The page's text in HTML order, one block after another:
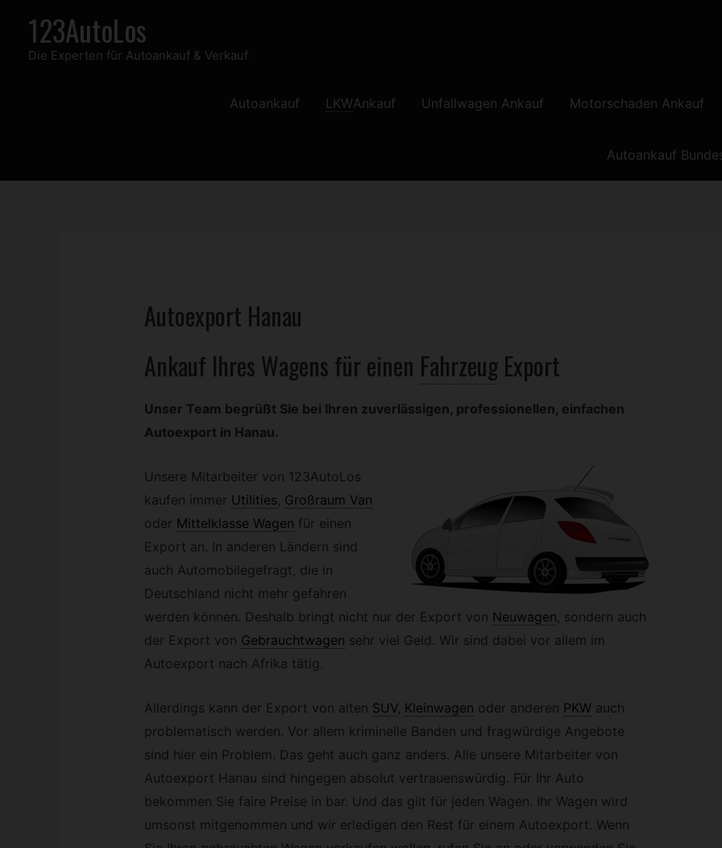
springen
123AutoLos
Die Experten für Autoankauf & Verkauf
Autoankauf LKWAnkauf Unfallwagen Ankauf Motorschaden Ankauf
Autoankauf
Autoexport Hanau
Ankauf Ihres Wagens für einen Fahrzeug Export
Unser Team begrüßt Sie bei Ihren zuverlässigen, professionellen, einfachen
Autoexport in Hanau.
Unsere Mitarbeiter von 123AutoLos
kaufen immer Utilities, Großraum Van
oder Mittelklasse Wagen für einen
Export an. In anderen Ländern sind
auch Automobilegefragt, die in
Deutschland nicht mehr gefahren
werden können. Deshalb bringt nicht nur der Export von Neuwagen, sondern auch
der Export von Gebrauchtwagen sehr viel Geld. Wir sind dabei vor allem im
Autoexport nach Afrika tätig.
Allerdings kann der Export von alten SUV, Kleinwagen oder anderen PKW auch
problematisch werden. Vor allem kriminelle Banden und fragwürdige Angebote
sind hier ein Problem. Das geht auch ganz anders. Alle unsere Mitarbeiter von
Autoexport Hanau sind hingegen absolut vertrauenswürdig. Für Ihr Auto
bekommen Sie faire Preise in bar. Und das gilt für jeden Wagen. Ihr Wagen wird
umsonst mitgenommen und wir erledigen den Rest für einem Autoexport. Wenn